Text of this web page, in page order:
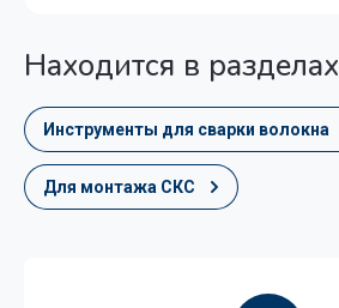
Находится в разделах
Инструменты для сварки волокна
Для монтажа СКС